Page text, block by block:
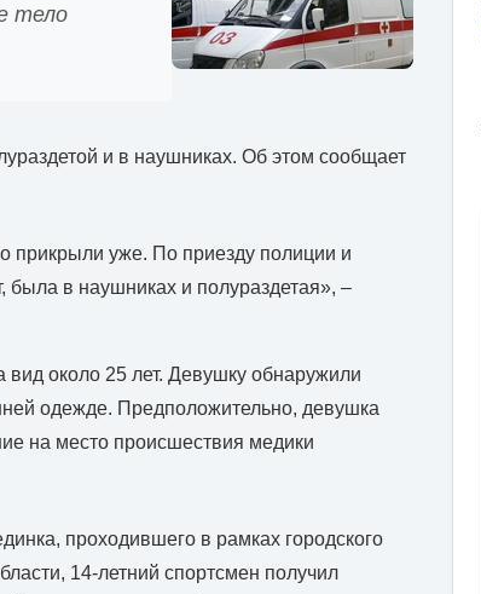
тело
и в наушниках. Об этом сообщает
прикрыли уже. По приезду полиции и
была в наушниках и полураздетая», –
около 25 лет. Девушку обнаружили
одежде. Предположительно, девушка
на место происшествия медики
проходившего в рамках городского
14-летний спортсмен получил